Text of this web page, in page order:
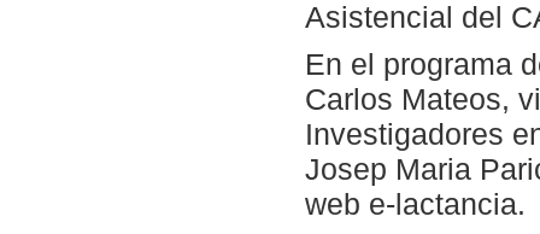
Asistencial del
En el programa
Carlos Mateos,
Investigadores
Josep Maria
web e-lactancia.